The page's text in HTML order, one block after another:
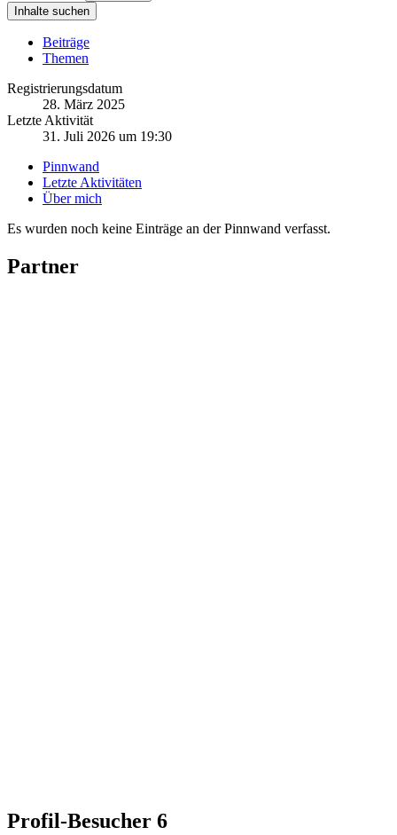
Inhalte suchen
Beiträge
Themen
Registrierungsdatum
28. März 2025
Letzte Aktivität
31. Juli 2026 um 19:30
Pinnwand
Letzte Aktivitäten
Über mich
Es wurden noch keine Einträge an der Pinnwand verfasst.
Partner
Profil-Besucher 6